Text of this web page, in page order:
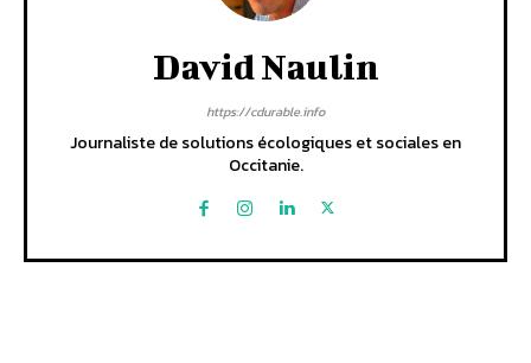
David Naulin
https://cdurable.info
Journaliste de solutions écologiques et sociales en
Occitanie.